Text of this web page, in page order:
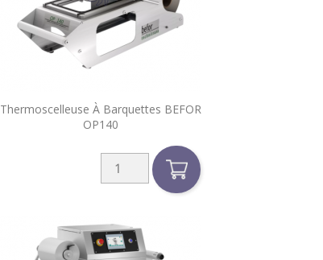
Thermoscelleuse À Barquettes BEFOR
OP140
Aperçu rapide